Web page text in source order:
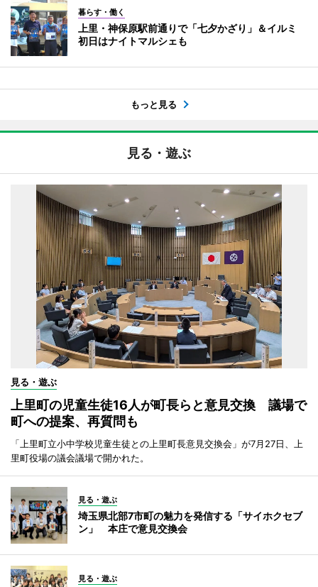
暮らす・働く
上里・神保原駅前通りで「七夕かざり」＆イルミ
初日はナイトマルシェも
もっと見る
見る・遊ぶ
見る・遊ぶ
上里町の児童生徒16人が町長らと意見交換 議場で
町への提案、再質問も
「上里町立小中学校児童生徒との上里町長意見交換会」が7月27日、上
里町役場の議会議場で開かれた。
見る・遊ぶ
埼玉県北部7市町の魅力を発信する「サイホクセブ
ン」 本庄で意見交換会
見る・遊ぶ